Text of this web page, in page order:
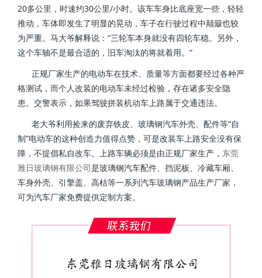
20多公里，时速约30公里/小时。该车车身比底座宽一些，轻轻
推动，车体即发生了明显的晃动，车子在行驶过程中颠簸也较
为严重。马大爷解释说：“三轮车本身就没有四轮车稳。另外，
这个车轴不是最合适的，旧车淘汰的将就着用。”
正规厂家生产的电动车在技术、质量等方面都要经过各种严
格测试，而个人改装的电动车未经过检验，存在诸多安全隐
患。交警表示，如果驾驶拼装机动车上路属于交通违法。
老大爷利用捡来的废弃铁皮、玻璃钢汽车外壳、配件等“自
制”电动车的这种创造力值得点赞，可是改装车上路安全没有保
障，不提倡私自改车。上路车辆必须是由正规厂家生产， 东莞
雅日玻璃钢有限公司是玻璃钢汽车配件、挡泥板、冷藏车厢、
车身外壳、引擎盖、高枯等一系列汽车玻璃钢产品生产厂家，
可为汽车厂家免费提供定制方案。